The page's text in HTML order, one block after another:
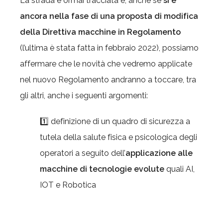
ancora nella fase di una proposta di modifica
della Direttiva macchine in Regolamento
(l’ultima è stata fatta in febbraio 2022), possiamo
affermare che le novità che vedremo applicate
nel nuovo Regolamento andranno a toccare, tra
gli altri, anche i seguenti argomenti:
1️⃣ definizione di un quadro di sicurezza a
tutela della salute fisica e psicologica degli
operatori a seguito dell’applicazione alle
macchine di tecnologie evolute quali AI,
IOT e Robotica